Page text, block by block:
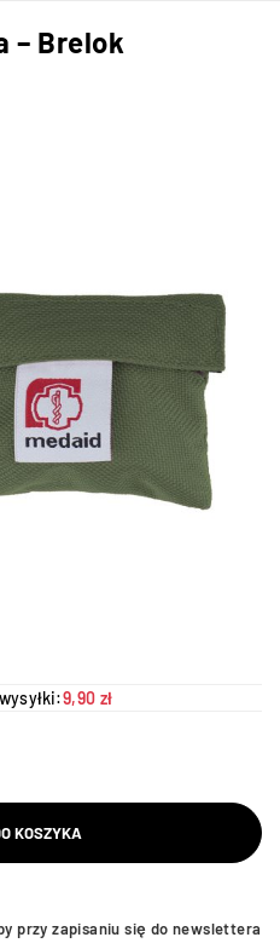
– Brelok
9,90 zł
KOSZYKA
przy zapisaniu się do newslettera